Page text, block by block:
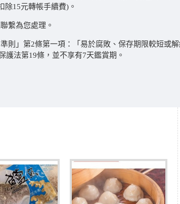
除15元轉帳手續費)。
繫為您處理。
則」第2條第一項：「易於腐敗、保存期限較短或
護法第19條，並不享有7天鑑賞期。